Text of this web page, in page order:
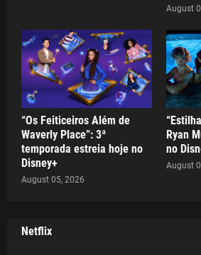
August
“Os Feiticeiros Além de
Waverly Place”: 3ª
temporada estreia hoje no
Disney+
August 05, 2026
Ryan
no
August
Netflix